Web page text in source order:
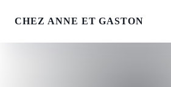
CHEZ ANNE ET GASTON